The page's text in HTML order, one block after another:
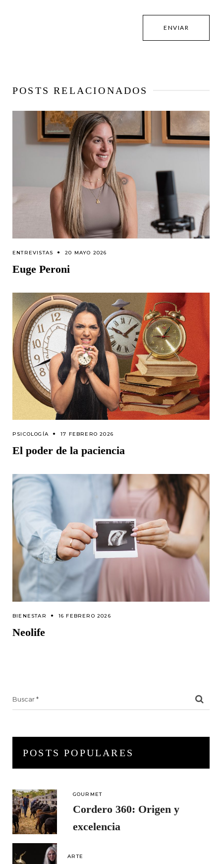
POSTS RELACIONADOS
ENTREVISTAS 20 MAYO 2026
Euge Peroni
PSICOLOGÍA 17 FEBRERO 2026
El poder de la paciencia
BIENESTAR 16 FEBRERO 2026
Neolife
POSTS POPULARES
GOURMET
Cordero 360: Origen y
excelencia
ARTE